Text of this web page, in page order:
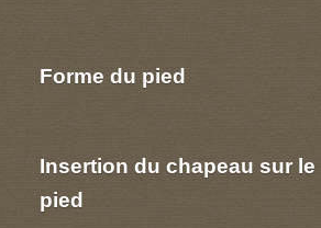
Forme du pied
Insertion du chapeau sur le
pied